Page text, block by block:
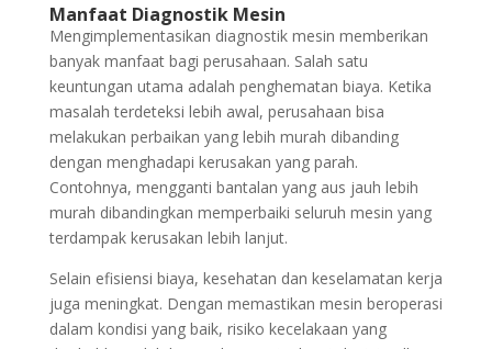
Manfaat Diagnostik Mesin
Mengimplementasikan diagnostik mesin memberikan
banyak manfaat bagi perusahaan. Salah satu
keuntungan utama adalah penghematan biaya. Ketika
masalah terdeteksi lebih awal, perusahaan bisa
melakukan perbaikan yang lebih murah dibanding
dengan menghadapi kerusakan yang parah.
Contohnya, mengganti bantalan yang aus jauh lebih
murah dibandingkan memperbaiki seluruh mesin yang
terdampak kerusakan lebih lanjut.
Selain efisiensi biaya, kesehatan dan keselamatan kerja
juga meningkat. Dengan memastikan mesin beroperasi
dalam kondisi yang baik, risiko kecelakaan yang